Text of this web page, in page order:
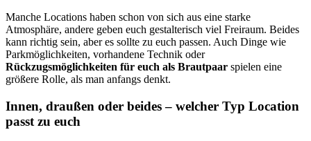
Manche Locations haben schon von sich aus eine starke
Atmosphäre, andere geben euch gestalterisch viel Freiraum. Beides
kann richtig sein, aber es sollte zu euch passen. Auch Dinge wie
Parkmöglichkeiten, vorhandene Technik oder
Rückzugsmöglichkeiten für euch als Brautpaar spielen eine
größere Rolle, als man anfangs denkt.
Innen, draußen oder beides – welcher Typ Location
passt zu euch